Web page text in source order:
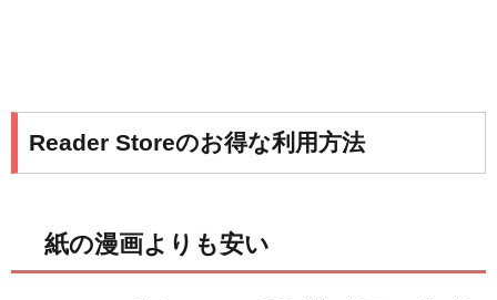
Reader Storeのお得な利用方法
紙の漫画よりも安い